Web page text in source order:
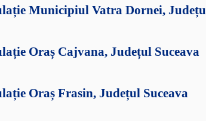
Municipiul Vatra Dornei,
Oraș Cajvana, Județul Suceava
Oraș Frasin, Județul Suceava